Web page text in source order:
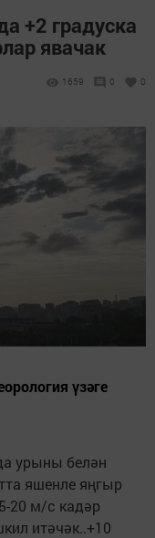
+2 градуска
явачак
1659 0 0
үзәге
урыны белән
яшенле яңгыр
20 м/с кадәр
итәчәк..+10